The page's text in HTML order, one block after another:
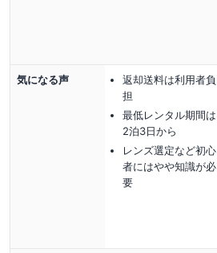
気になる声
返却送料は利用者負
担
最低レンタル期間は
2泊3日から
レンズ選定など初心
者にはやや知識が必
要